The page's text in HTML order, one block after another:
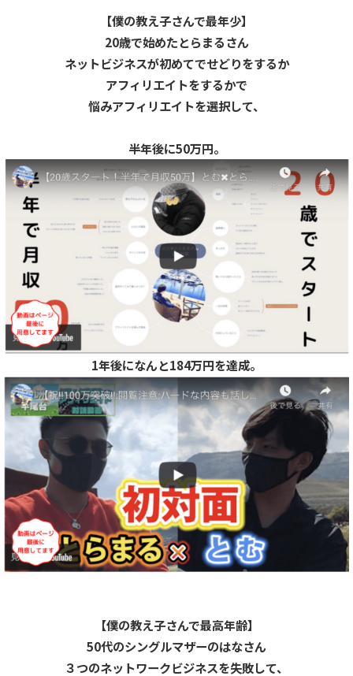
【僕の教え子さんで最年少】
20歳で始めたとらまるさん
ネットビジネスが初めてでせどりをするか
アフィリエイトをするかで
悩みアフィリエイトを選択して、
半年後に50万円。
1年後になんと184万円を達成。
【僕の教え子さんで最高年齢】
50代のシングルマザーのはなさん
３つのネットワークビジネスを失敗して、